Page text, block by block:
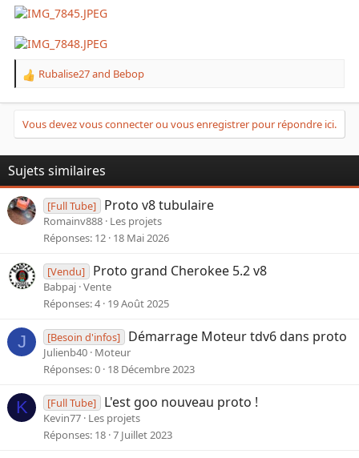
R
c
t
o
n
s
:
Rubalise27and Bebop
Vous devez vous connecter ou vous enregistrer pour répondre ici.
Sujets similaires
[Full Tube] Proto v8 tubulaire
Romainv888 Les projets
Réponses 12 18 Mai 2026
[Vendu] Proto grand Cherokee 5.2 v8
Babpaj Vente
Réponses 4 19 Août 2025
J [Besoin d'infos] Démarrage Moteur tdv6 dans proto
Julienb40 Moteur
Réponses 0 18 Décembre 2023
K [Full Tube] L'est goo nouveau proto !
Kevin77 Les projets
Réponses 18 7 Juillet 2023